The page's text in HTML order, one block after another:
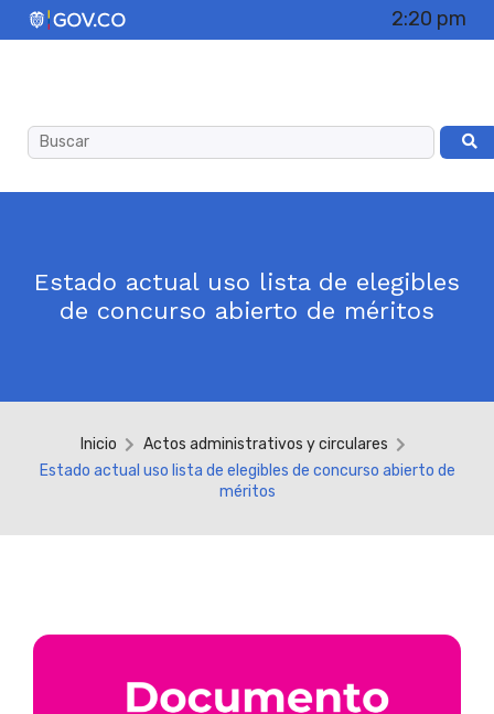
2:20 pm
Estado actual uso lista de elegibles
de concurso abierto de méritos
Inicio
Actos administrativos y circulares
Estado actual uso lista de elegibles de concurso abierto de
méritos